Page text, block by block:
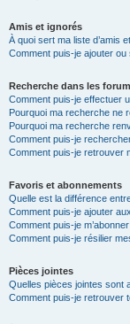
Amis et ignorés
À quoi sert ma liste d’amis
Comment puis-je ajouter ou
Recherche dans les
Comment puis-je effectuer
Pourquoi ma recherche ne
Pourquoi ma recherche
Comment puis-je
Comment puis-je retrouver
Favoris et abonnements
Quelle est la différence
Comment puis-je ajouter
Comment puis-je
Comment puis-je résilier
Pièces jointes
Quelles pièces jointes sont
Comment puis-je retrouver